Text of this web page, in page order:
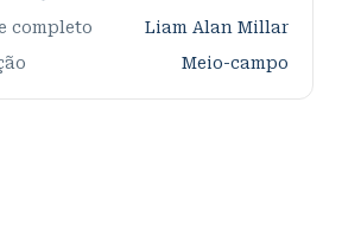
completo
Liam Alan Millar
Meio-campo